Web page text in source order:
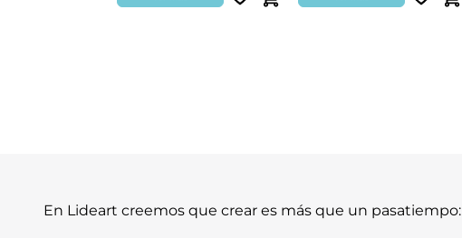
En Lideart creemos que crear es más que un pasatiempo: